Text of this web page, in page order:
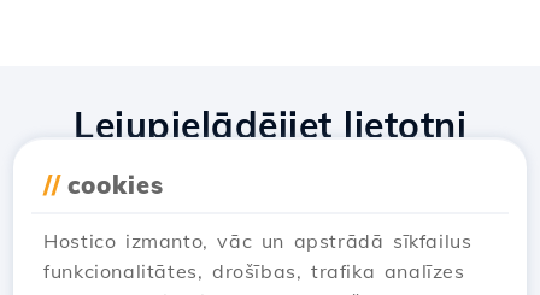
// cookies
Hostico izmanto, vāc un apstrādā sīkfailus
funkcionalitātes, drošības, trafika analīzes
Lejupielādējiet lietotni